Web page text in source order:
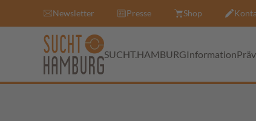
Newsletter Presse Shop
SUCHT.HAMBURGInformation